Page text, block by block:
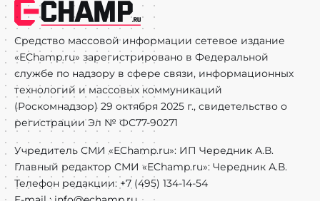
Средство массовой информации сетевое издание
«EChamp.ru» зарегистрировано в Федеральной
службе по надзору в сфере связи, информационных
технологий и массовых коммуникаций
(Роскомнадзор) 29 октября 2025 г., свидетельство о
регистрации Эл № ФС77-90271
Учредитель СМИ «EChamp.ru»: ИП Чередник А.В.
Главный редактор СМИ «EChamp.ru»: Чередник А.В.
Телефон редакции: +7 (495) 134-14-54